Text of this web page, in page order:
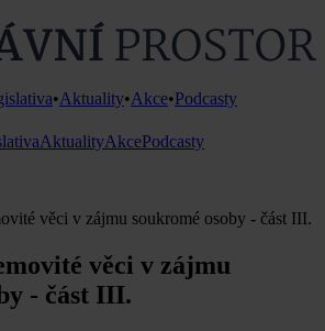
•Aktuality•Akce•Podcasty
AktualityAkcePodcasty
věci v zájmu soukromé osoby - část III.
věci v zájmu
- část III.